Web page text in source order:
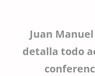
Juan
detalla todo